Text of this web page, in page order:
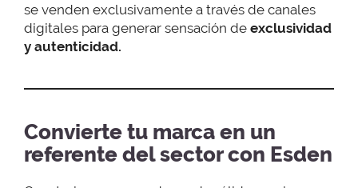
se venden exclusivamente a través de canales
digitales para generar sensación de exclusividad
y autenticidad.
Convierte tu marca en un
referente del sector con Esden